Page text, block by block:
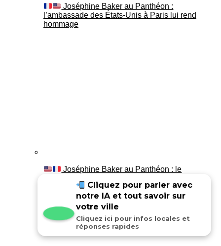
Joséphine Baker au Panthéon :
l’ambassade des États-Unis à Paris lui rend
hommage
Joséphine Baker au Panthéon : le
Cliquez pour parler avec
notre IA et tout savoir sur
votre ville
Cliquez ici pour infos locales et
réponses rapides